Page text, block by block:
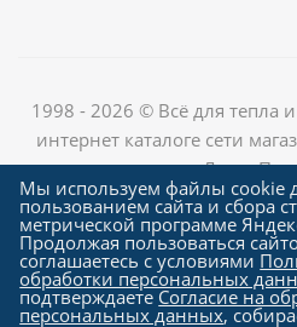
1998 - 2026 © Всё для тепла
интернет каталоге сети
«Лед и
Создание сайта
Мы используем файлы cookie
пользованием сайта и сбора
метрической программе
Продолжая пользоваться
соглашаетесь с условиями
обработки персональных
подтверждаете Согласие на
персональных данных,